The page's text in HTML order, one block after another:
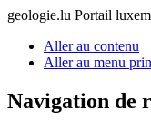
geologie.lu Portail
Aller au contenu
Aller au menu
Navigation de